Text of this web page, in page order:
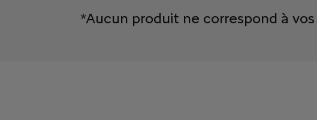
*Aucun produit ne correspond à